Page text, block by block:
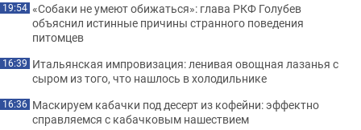
19:54 «Собаки не умеют обижаться»: глава РКФ Голубев
объяснил истинные причины странного поведения
питомцев
16:39 Итальянская импровизация: ленивая овощная лазанья с
сыром из того, что нашлось в холодильнике
16:36 Маскируем кабачки под десерт из кофейни: эффектно
справляемся с кабачковым нашествием